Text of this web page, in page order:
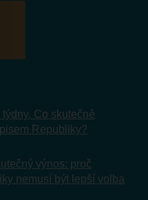
Co skutečně
Republiky?
výnos: proč
nemusí být lepší volba